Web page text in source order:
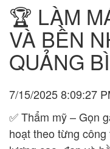
🏆 LÀM
VÀ BỀN
QUẢNG
7/15/2025 8:09:27
✅ Thẩm mỹ – Gọn
hoạt theo từng